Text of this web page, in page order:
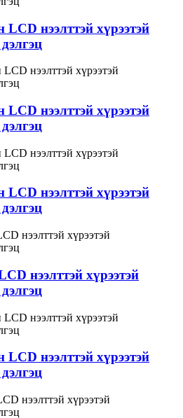
LCD нээлттэй хүрээтэй
LCD нээлттэй хүрээтэй
LCD нээлттэй хүрээтэй
нээлттэй хүрээтэй
LCD нээлттэй хүрээтэй